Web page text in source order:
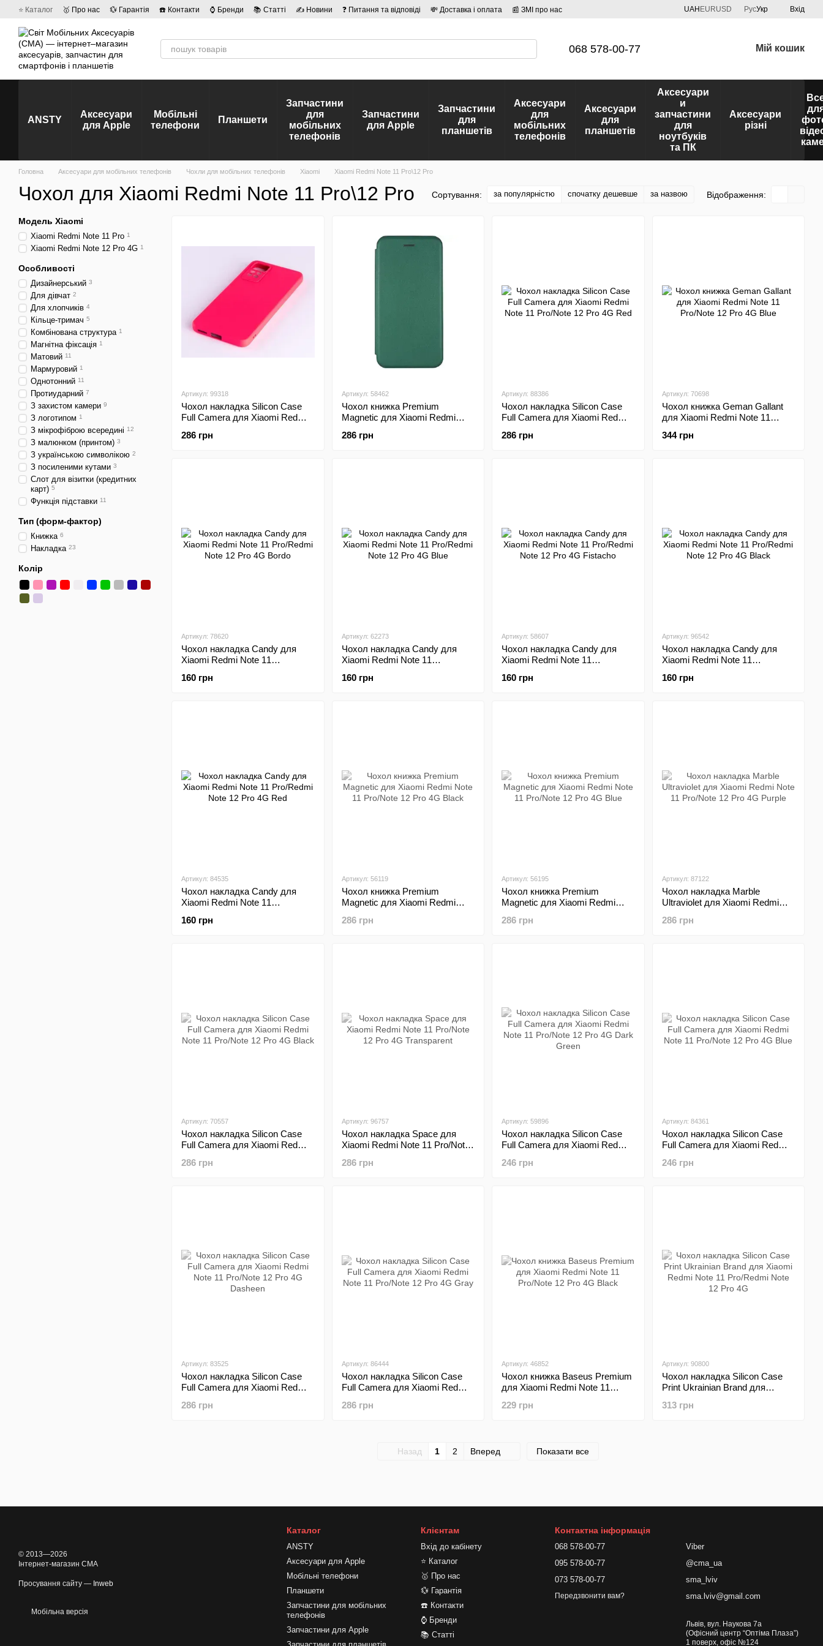
Перейти до основного контенту
⭐ Каталог 🥇 Про нас 💱 Гарантія ☎️ Контакти ⌚ Бренди 📚 Статті ✍ Новини ❓ Питання та відповіді 💸 Доставка і оплата
📰 ЗМІ про нас
UAH EURUSD РусУкр Вхід
068 578-00-77 Мій кошик
ANSTY
Аксесуари
для Apple
Мобільні
телефони
Планшети
Запчастини
для
мобільних
телефонів
Запчастини
для Apple
Запчастини
для
планшетів
Аксесуари
для
мобільних
телефонів
Аксесуари
для
планшетів
Аксесуари
и
запчастини
для
ноутбуків
та ПК
Аксесуари
різні
Головна Аксесуари для мобільних телефонів Чохли для мобільних телефонів Xiaomi Xiaomi Redmi Note 11 Pro\12 Pro
Чохол для Xiaomi Redmi Note 11 Pro\12 Pro Сортування: за популярністю спочатку дешевше за назвою Відображення:
Артикул: 99318
Чохол накладка Silicon Case
Full Camera для Xiaomi Redmi
Barbie/Яскраво-рожевий
286 грн
Артикул: 58462
Чохол книжка Premium
Magnetic для Xiaomi Redmi
Green
286 грн
Артикул: 88386
Чохол накладка Silicon Case
Full Camera для Xiaomi Redmi
286 грн
Артикул: 70698
Чохол книжка Geman Gallant
для Xiaomi Redmi Note 11
344 грн
Артикул: 78620
Чохол накладка Candy для
Xiaomi Redmi Note 11
Bordo
160 грн
Артикул: 62273
Чохол накладка Candy для
Xiaomi Redmi Note 11
160 грн
Артикул: 58607
Чохол накладка Candy для
Xiaomi Redmi Note 11
Fistacho
160 грн
Артикул: 96542
Чохол накладка Candy для
Xiaomi Redmi Note 11
160 грн
Артикул: 84535
Чохол накладка Candy для
Xiaomi Redmi Note 11
160 грн
Артикул: 56119
Чохол книжка Premium
Magnetic для Xiaomi Redmi
Black
286 грн
Артикул: 56195
Чохол книжка Premium
Magnetic для Xiaomi Redmi
286 грн
Артикул: 87122
Чохол накладка Marble
Ultraviolet для Xiaomi Redmi
Purple
286 грн
Артикул: 70557
Чохол накладка Silicon Case
Full Camera для Xiaomi Redmi
Black
286 грн
Артикул: 96757
Чохол накладка Space для
Xiaomi Redmi Note 11 Pro/Note
286 грн
Артикул: 59896
Чохол накладка Silicon Case
Full Camera для Xiaomi Redmi
Dark Green
246 грн
Артикул: 84361
Чохол накладка Silicon Case
Full Camera для Xiaomi Redmi
246 грн
Артикул: 83525
Чохол накладка Silicon Case
Full Camera для Xiaomi Redmi
Dasheen
286 грн
Артикул: 86444
Чохол накладка Silicon Case
Full Camera для Xiaomi Redmi
Gray
286 грн
Артикул: 46852
Чохол книжка Baseus Premium
для Xiaomi Redmi Note 11
229 грн
Артикул: 90800
Чохол накладка Silicon Case
Print Ukrainian Brand для
Pro/Redmi Note 12 Pro 4G
313 грн
Назад 1 2 Вперед Показати все
Модель Xiaomi
Xiaomi Redmi Note 11 Pro 1
Xiaomi Redmi Note 12 Pro 4G 1
Особливості
Дизайнерський 3
Для дівчат 2
Для хлопчиків 4
Кільце-тримач 5
Комбінована структура 1
Магнітна фіксація 1
Матовий 11
Мармуровий 1
Однотонний 11
Протиударний 7
З захистом камери 9
З логотипом 1
З мікрофіброю всередині 12
З малюнком (принтом) 3
З українською символікою 2
З посиленими кутами 3
Слот для візитки (кредитних
карт) 5
Функція підставки 11
Тип (форм-фактор)
Книжка 6
Накладка 23
Колір
© 2013—2026
Інтернет-магазин CMA
Просування сайту — Inweb
Мобільна версія
Каталог
ANSTY
Аксесуари для Apple
Мобільні телефони
Планшети
Запчастини для мобільних
телефонів
Запчастини для Apple
Клієнтам
Вхід до кабінету
⭐ Каталог
🥇 Про нас
💱 Гарантія
☎️ Контакти
⌚ Бренди
📚 Статті
Контактна інформація
068 578-00-77
095 578-00-77
073 578-00-77
Передзвонити вам?
Viber
@cma_ua
sma_lviv
sma.lviv@gmail.com
Львів, вул. Наукова 7а
(Офісний центр “Оптіма Плаза”)
1 поверх, офіс №124